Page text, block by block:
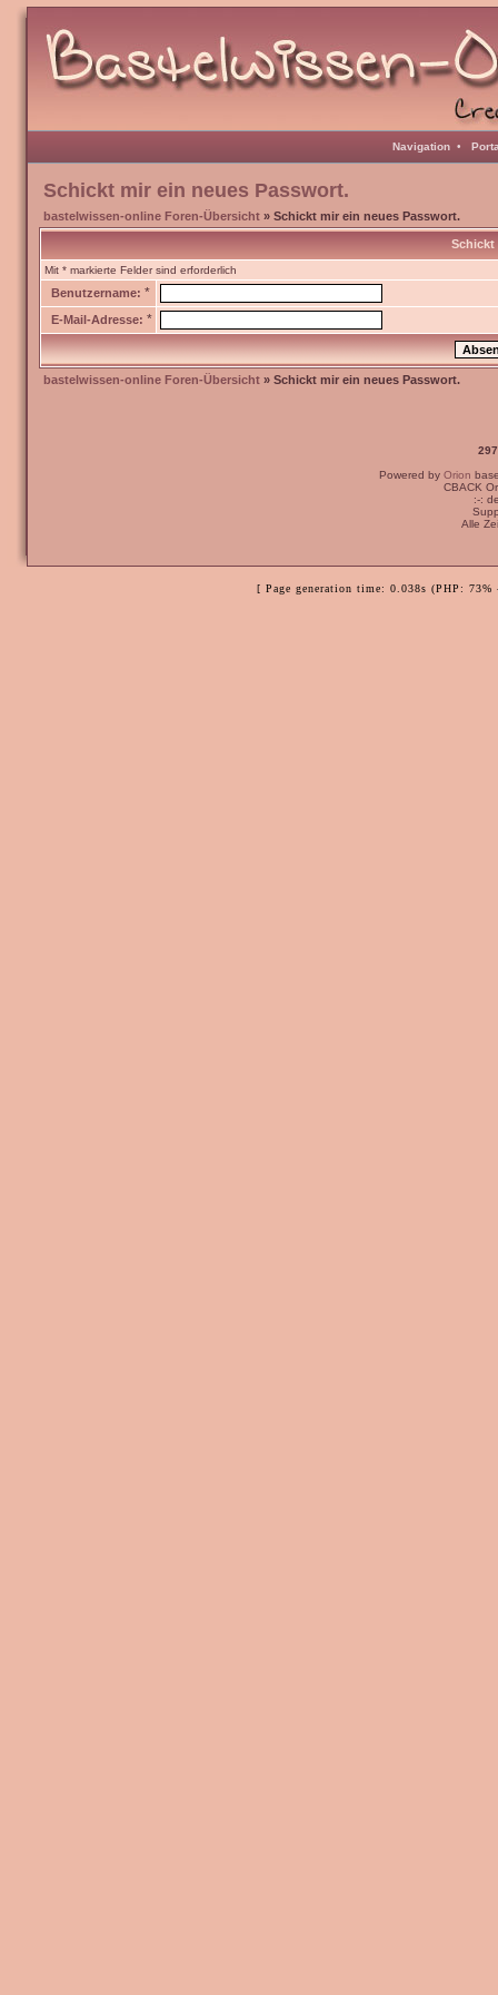
Navigation •
Schickt mir ein neues Passwort.
bastelwissen-online Foren-Übersicht » Schickt mir ein neues Passwort.
Schickt
Mit * markierte Felder sind erforderlich
Benutzername: *
E-Mail-Adresse: *
bastelwissen-online Foren-Übersicht » Schickt mir ein neues Passwort.
Powered by Orion
CBACK
:-:
Alle
[ Page generation time: 0.038s (PHP: